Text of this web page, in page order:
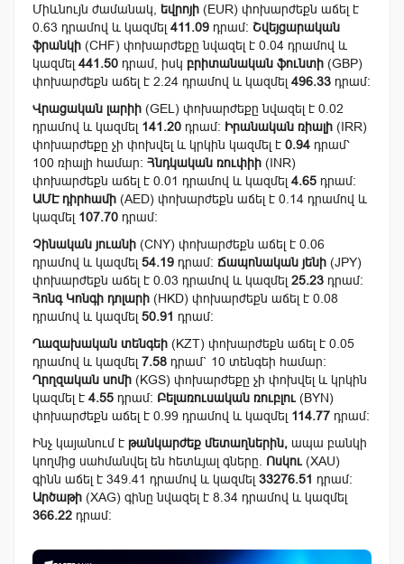
Միևնույն ժամանակ, եվրոյի (EUR) փոխարժեքն աճել է
0.63 դրամով և կազմել 411.09 դրամ: Շվեյցարական
ֆրանկի (CHF) փոխարժեքը նվազել է 0.04 դրամով և
կազմել 441.50 դրամ, իսկ բրիտանական ֆունտի (GBP)
փոխարժեքն աճել է 2.24 դրամով և կազմել 496.33 դրամ:
Վրացական լարիի (GEL) փոխարժեքը նվազել է 0.02
դրամով և կազմել 141.20 դրամ: Իրանական ռիալի (IRR)
փոխարժեքը չի փոխվել և կրկին կազմել է 0.94 դրամ՝
100 ռիալի համար: Հնդկական ռուփիի (INR)
փոխարժեքն աճել է 0.01 դրամով և կազմել 4.65 դրամ:
ԱՄԷ դիրհամի (AED) փոխարժեքն աճել է 0.14 դրամով և
կազմել 107.70 դրամ:
Չինական յուանի (CNY) փոխարժեքն աճել է 0.06
դրամով և կազմել 54.19 դրամ: Ճապոնական յենի (JPY)
փոխարժեքն աճել է 0.03 դրամով և կազմել 25.23 դրամ:
Հոնգ Կոնգի դոլարի (HKD) փոխարժեքն աճել է 0.08
դրամով և կազմել 50.91 դրամ:
Ղազախական տենգեի (KZT) փոխարժեքն աճել է 0.05
դրամով և կազմել 7.58 դրամ` 10 տենգեի համար:
Ղրղզական սոմի (KGS) փոխարժեքը չի փոխվել և կրկին
կազմել է 4.55 դրամ: Բելառուսական ռուբլու (BYN)
փոխարժեքն աճել է 0.99 դրամով և կազմել 114.77 դրամ:
Ինչ կայանում է թանկարժեք մետաղներին, ապա բանկի
կողմից սահմանվել են հետևյալ գները. Ոսկու (XAU)
գինն աճել է 349.41 դրամով և կազմել 33276.51 դրամ:
Արծաթի (XAG) գինը նվազել է 8.34 դրամով և կազմել
366.22 դրամ: